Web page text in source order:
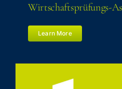
Wirtschaftsprüfungs-
Learn More